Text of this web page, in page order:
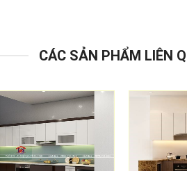
CÁC SẢN PHẨM LIÊN